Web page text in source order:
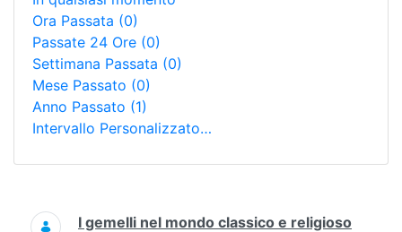
Ora Passata (0)
Passate 24 Ore (0)
Settimana Passata (0)
Mese Passato (0)
Anno Passato (1)
Intervallo Personalizzato…
Ricerca
I gemelli nel mondo classico e religioso